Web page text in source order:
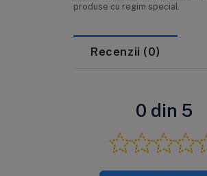
produse cu regim special.
Recenzii (0)
0 din 5